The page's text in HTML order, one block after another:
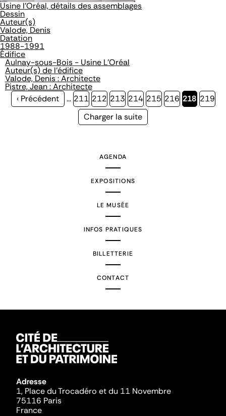
Usine l'Oréal, détails des assemblages
Dessin
Auteur(s)
Valode, Denis
Datation
1988-1991
Édifice
Aulnay-sous-Bois - Usine L'Oréal
Auteur(s) de l'édifice
Valode, Denis : Architecte
Pistre, Jean : Architecte
Page
‹ Précédent … Page
211 Page
212 Page
213 Page
214 Page
215 Page
216 Page
218 Page
219
Page
Charger la suite
AGENDA
EXPOSITIONS
LE MUSÉE
INFOS PRATIQUES
BILLETTERIE
CONTACT
Adresse
1, Place du Trocadéro et du 11 Novembre
75116 Paris
France